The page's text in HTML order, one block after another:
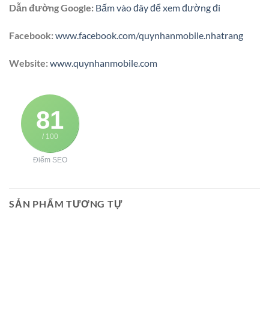
Dẫn đường Google: Bấm vào đây để xem đường đi
Facebook:www.facebook.com/quynhanmobile.nhatrang
Website:www.quynhanmobile.com
81
/ 100
Điểm SEO
SẢN PHẨM TƯƠNG TỰ